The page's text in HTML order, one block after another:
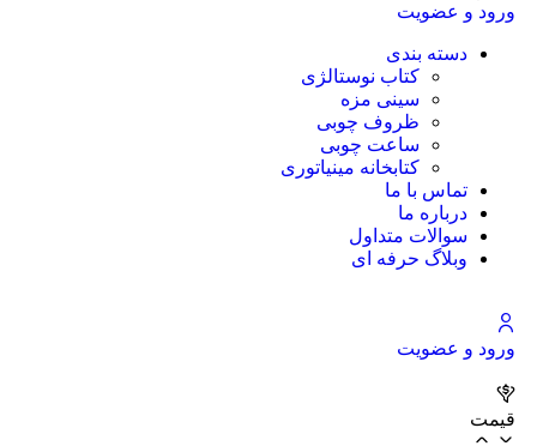
ورود و عضویت
دسته بندی
کتاب نوستالژی
سینی مزه
ظروف چوبی
ساعت چوبی
کتابخانه مینیاتوری
تماس با ما
درباره ما
سوالات متداول
وبلاگ حرفه ای
ورود و عضویت
قیمت